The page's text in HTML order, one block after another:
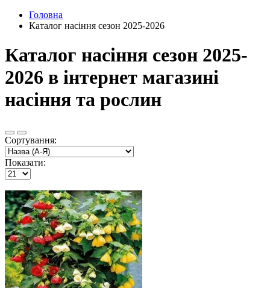
Головна
Каталог насіння сезон 2025-2026
Каталог насіння сезон 2025-
2026 в інтернет магазині
насіння та рослин
Сортування:
Показати: